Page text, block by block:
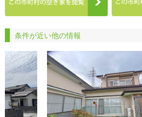
条件が近い他の情報